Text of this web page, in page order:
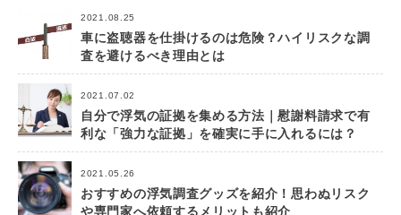
2021.08.25
車に盗聴器を仕掛けるのは危険？ハイリスクな調
査を避けるべき理由とは
2021.07.02
自分で浮気の証拠を集める方法｜慰謝料請求で有
利な「強力な証拠」を確実に手に入れるには？
2021.05.26
おすすめの浮気調査グッズを紹介！思わぬリスク
や専門家へ依頼するメリットも紹介